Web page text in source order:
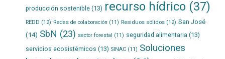
producción sostenible(13) recurso hídrico(37)
REDD (12) Redes de colaboración (11) Residuos sólidos(12) San José
(14) SbN (23) sector forestal (11) seguridad alimentaria (13)
servicios ecosistémicos (13) SINAC(11) Soluciones